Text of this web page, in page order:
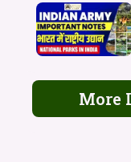
More